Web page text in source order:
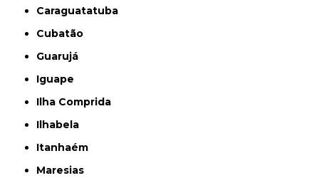
Caraguatatuba
Cubatão
Guarujá
Iguape
Ilha Comprida
Ilhabela
Itanhaém
Maresias